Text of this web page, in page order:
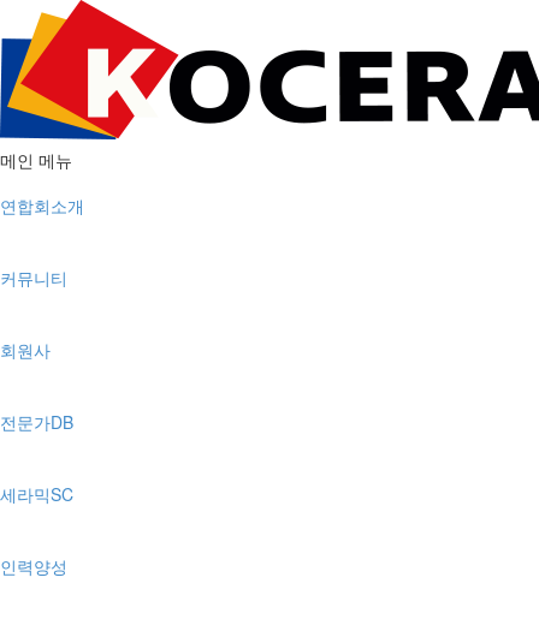
메인 메뉴
연합회소개
커뮤니티
회원사
전문가DB
세라믹SC
인력양성